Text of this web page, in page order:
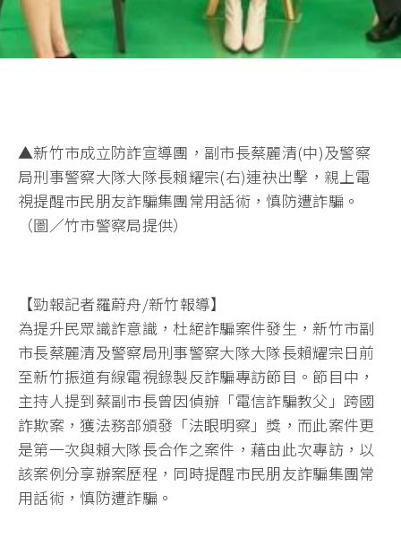
▲新竹市成立防詐宣導團，副市長蔡麗清(中)及警察
局刑事警察大隊大隊長賴耀宗(右)連袂出擊，親上電
視提醒市民朋友詐騙集團常用話術，慎防遭詐騙。
（圖／竹市警察局提供）
【勁報記者羅蔚舟/新竹報導】
為提升民眾識詐意識，杜絕詐騙案件發生，新竹市副
市長蔡麗清及警察局刑事警察大隊大隊長賴耀宗日前
至新竹振道有線電視錄製反詐騙專訪節目。節目中，
主持人提到蔡副市長曾因偵辦「電信詐騙教父」跨國
詐欺案，獲法務部頒發「法眼明察」獎，而此案件更
是第一次與賴大隊長合作之案件，藉由此次專訪，以
該案例分享辦案歷程，同時提醒市民朋友詐騙集團常
用話術，慎防遭詐騙。